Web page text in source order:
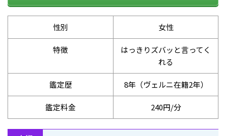
性別 女性
特徴
はっきりズバッと言ってく
れる
鑑定歴 8年（ヴェルニ在籍2年）
鑑定料金 240円/分